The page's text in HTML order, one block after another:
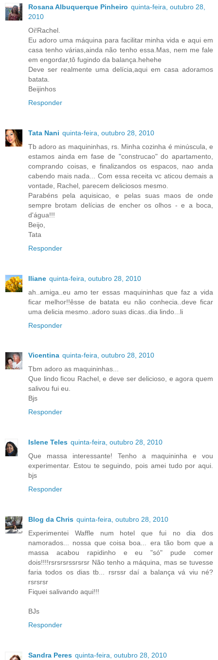
Rosana Albuquerque Pinheiro quinta-feira, outubro 28,
2010
Oi!Rachel.
Eu adoro uma máquina para facilitar minha vida e aqui em
casa tenho várias,ainda não tenho essa.Mas, nem me fale
em engordar,tô fugindo da balança.hehehe
Deve ser realmente uma delícia,aqui em casa adoramos
batata.
Beijinhos
Responder
Tata Nani quinta-feira, outubro 28, 2010
Tb adoro as maquininhas, rs. Minha cozinha é minúscula, e
estamos ainda em fase de "construcao" do apartamento,
comprando coisas, e finalizandos os espacos, nao anda
cabendo mais nada... Com essa receita vc aticou demais a
vontade, Rachel, parecem deliciosos mesmo.
Parabéns pela aquisicao, e pelas suas maos de onde
sempre brotam delícias de encher os olhos - e a boca,
d'água!!!
Beijo,
Tata
Responder
Iliane quinta-feira, outubro 28, 2010
ah..amiga..eu amo ter essas maquininhas que faz a vida
ficar melhor!!êsse de batata eu não conhecia..deve ficar
uma delicia mesmo..adoro suas dicas..dia lindo...li
Responder
Vicentina quinta-feira, outubro 28, 2010
Tbm adoro as maquininhas...
Que lindo ficou Rachel, e deve ser delicioso, e agora quem
salivou fui eu.
Bjs
Responder
Islene Teles quinta-feira, outubro 28, 2010
Que massa interessante! Tenho a maquininha e vou
experimentar. Estou te seguindo, pois amei tudo por aqui.
bjs
Responder
Blog da Chris quinta-feira, outubro 28, 2010
Experimentei Waffle num hotel que fui no dia dos
namorados... nossa que coisa boa... era tão bom que a
massa acabou rapidinho e eu "só" pude comer
dois!!!!rsrsrsrssrsrsr Não tenho a máquina, mas se tuvesse
faria todos os dias tb... rsrssr daí a balança vá viu né?
rsrsrsr
Fiquei salivando aqui!!!
BJs
Responder
Sandra Peres quinta-feira, outubro 28, 2010